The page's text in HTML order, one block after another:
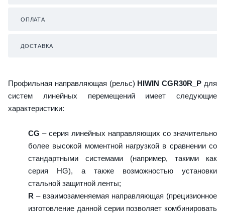
ОПЛАТА
ДОСТАВКА
Профильная направляющая (рельс) HIWIN CGR30R_P для
систем линейных перемещений имеет следующие
характеристики:
CG – серия линейных направляющих со значительно
более высокой моментной нагрузкой в сравнении со
стандартными системами (например, такими как
серия HG), а также возможностью установки
стальной защитной ленты;
R – взаимозаменяемая направляющая (прецизионное
изготовление данной серии позволяет комбинировать